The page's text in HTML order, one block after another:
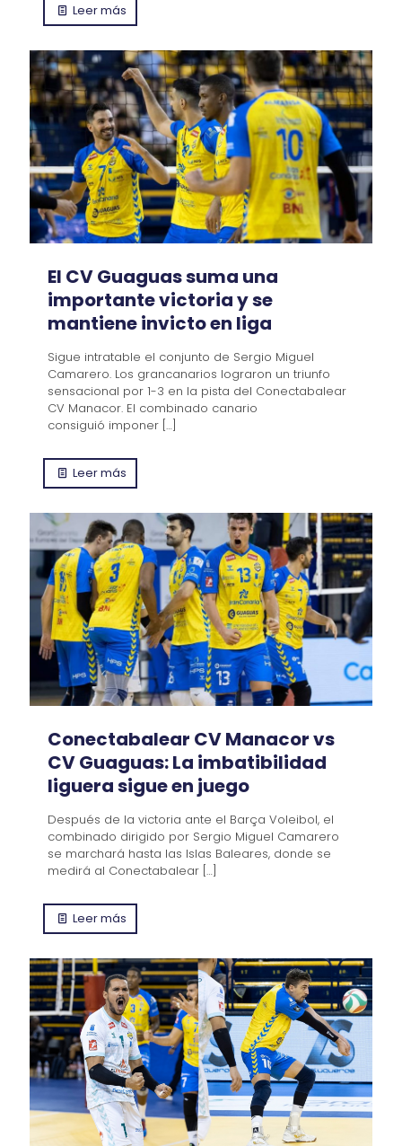
Leer más
El CV Guaguas suma una
importante victoria y se
mantiene invicto en liga
Sigue intratable el conjunto de Sergio Miguel
Camarero. Los grancanarios lograron un triunfo
sensacional por 1-3 en la pista del Conectabalear
CV Manacor. El combinado canario
consiguió imponer […]
Leer más
Conectabalear CV Manacor vs
CV Guaguas: La imbatibilidad
liguera sigue en juego
Después de la victoria ante el Barça Voleibol, el
combinado dirigido por Sergio Miguel Camarero
se marchará hasta las Islas Baleares, donde se
medirá al Conectabalear […]
Leer más